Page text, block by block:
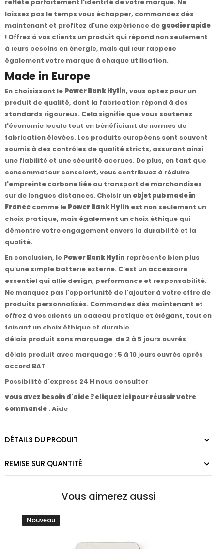
reflète parfaitement l'identité de votre marque. Ne
laissez pas le temps vous échapper, commandez dès
maintenant et profitez d'une expérience de goodie rapide
! Offrez à vos clients un produit qui répond non seulement
à leurs besoins en énergie, mais qui leur rappelle
également votre marque à chaque utilisation.
Made in Europe
En choisissant le Power Bank Hylin, vous optez pour un
produit de qualité, dont la fabrication répond à des
standards rigoureux. Cela signifie que vous soutenez
l'économie locale tout en bénéficiant de normes de
fabrication élevées. Les produits européens sont souvent
soumis à des contrôles de qualité stricts, assurant ainsi
une fiabilité et une sécurité accrues. De plus, en tant que
consommateur conscient, vous contribuez à réduire
l'empreinte carbone liée au transport de marchandises
sur de longues distances. Choisir un objet pub made in
France comme le Power Bank Hylin est non seulement un
choix pratique, mais également un choix éthique qui
démontre votre engagement envers la durabilité et la
qualité.
En conclusion, le Power Bank Hylin représente bien plus
qu'une simple batterie externe. C'est un accessoire
essentiel qui allie design, performance et responsabilité.
Ne manquez pas l'opportunité de l'ajouter à votre offre de
produits personnalisés. Commandez dès maintenant et
offrez à vos clients un cadeau pratique et élégant, tout en
faisant un choix éthique et durable.
délais produit sans marquage de 2 à 5 jours ouvrés
délais produit avec marquage : 5 à 10 jours ouvrés après
accord BAT
Possibilité d'express 24 H nous consulter
vous avez besoin d'aide ? cliquez ici pour réussir votre
commande : Aide
DÉTAILS DU PRODUIT
REMISE SUR QUANTITÉ
Vous aimerez aussi
Nouveau